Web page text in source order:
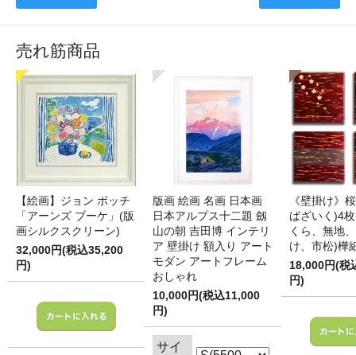
売れ筋商品
【絵画】ジョン ボッチ
「アーンズ ブーケ」(版
画シルクスクリーン)
32,000円(税込35,200
円)
版画 絵画 名画 日本画
日本アルプス十二題 劔
山の朝 吉田博 インテリ
ア 壁掛け 額入り アート
モダン アートフレーム
おしゃれ
10,000円(税込11,000
円)
サイ
《壁掛け》
ばざいく)4
くら、無地
け、市松)樺
18,000円(税
円)